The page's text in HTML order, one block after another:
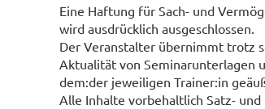
Eine Haftung für Sach- und
wird ausdrücklich ausgeschlossen.
Der Veranstalter übernimmt trotz
Aktualität von Seminarunterlagen
dem:der jeweiligen Trainer:in
Alle Inhalte vorbehaltlich Satz- und